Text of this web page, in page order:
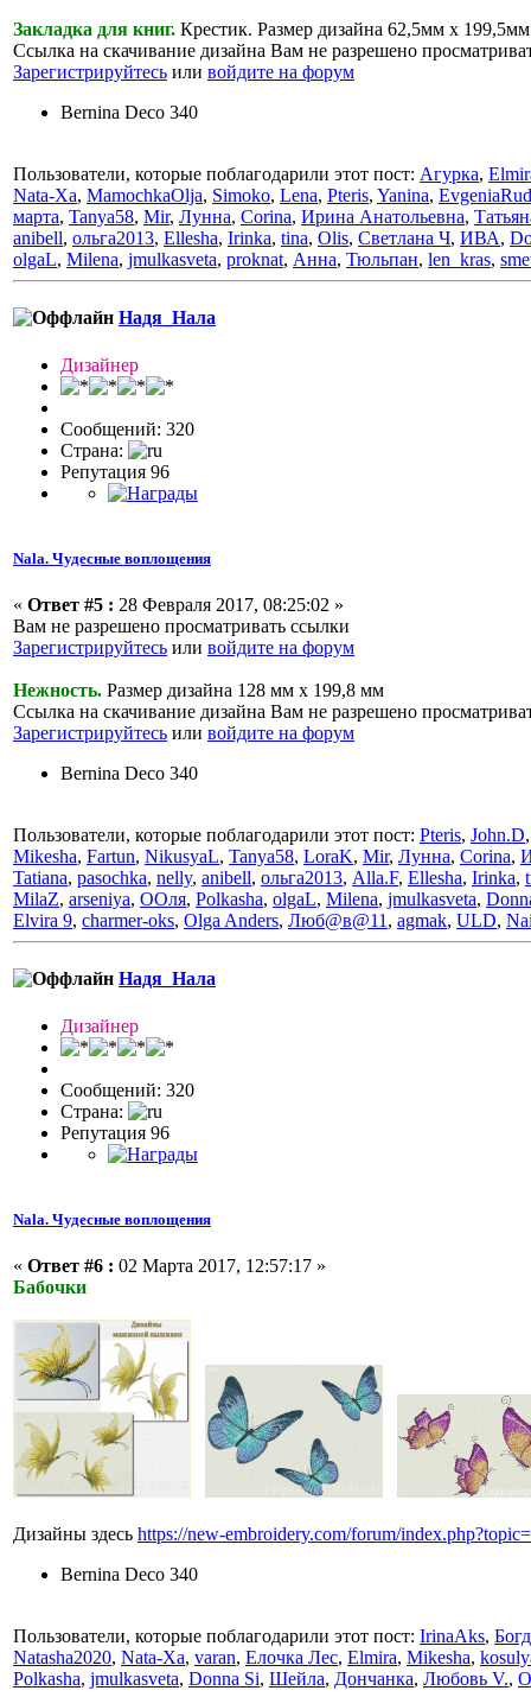
Закладка для книг. Крестик. Размер дизайна 62,5мм х
Ссылка на скачивание дизайна Вам не разрешено
Зарегистрируйтесь или войдите на форум
Bernina Deco 340
Пользователи, которые поблагодарили этот пост: Агурка,
Nata-Xa, MamochkaOlja, Simoko, Lena, Pteris, Yanina, EvgeniaRud
марта, Tanya58, Mir, Лунна, Corina, Ирина Анатольевна,
anibell, ольга2013, Ellesha, Irinka, tina, Olis, Светлана Ч, ИВА,
olgaL, Milena, jmulkasveta, proknat, Анна, Тюльпан, len_kras,
Надя_Нала
Дизайнер
Сообщений: 320
Страна:
Репутация 96
Nala. Чудесные воплощения
« Ответ #5 : 28 Февраля 2017, 08:25:02 »
Вам не разрешено просматривать ссылки
Зарегистрируйтесь или войдите на форум
Нежность. Размер дизайна 128 мм х 199,8 мм
Ссылка на скачивание дизайна Вам не разрешено
Зарегистрируйтесь или войдите на форум
Bernina Deco 340
Пользователи, которые поблагодарили этот пост: Pteris, John.D
Mikesha, Fartun, NikusyaL, Tanya58, LoraK, Mir, Лунна, Corina,
Tatiana, pasochka, nelly, anibell, ольга2013, Alla.F, Ellesha, Irinka,
MilaZ, arseniya, ООля, Polkasha, olgaL, Milena, jmulkasveta,
Elvira 9, charmer-oks, Olga Anders, Люб@в@11 , agmak, ULD,
Надя_Нала
Дизайнер
Сообщений: 320
Страна:
Репутация 96
Nala. Чудесные воплощения
« Ответ #6 : 02 Марта 2017, 12:57:17 »
Бабочки
Дизайны здесь https://new-embroidery.com/forum/
Bernina Deco 340
Пользователи, которые поблагодарили этот пост: IrinaAks,
Natasha2020, Nata-Xa, varan, Елочка Лес, Elmira, Mikesha,
Polkasha, jmulkasveta, Donna Si, Шейла, Дончанка, Любовь V.,